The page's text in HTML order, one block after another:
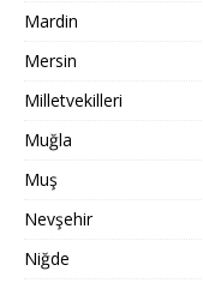
Mardin
Mersin
Milletvekilleri
Muğla
Muş
Nevşehir
Niğde